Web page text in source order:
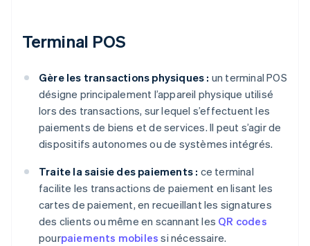
Terminal POS
Gère les transactions physiques : un terminal POS
désigne principalement l’appareil physique utilisé
lors des transactions, sur lequel s’effectuent les
paiements de biens et de services. Il peut s’agir de
dispositifs autonomes ou de systèmes intégrés.
Traite la saisie des paiements : ce terminal
facilite les transactions de paiement en lisant les
cartes de paiement, en recueillant les signatures
des clients ou même en scannant les QR codes
pourpaiements mobiles si nécessaire.